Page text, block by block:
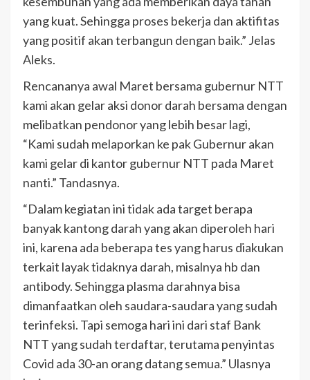
yang kuat. Sehingga proses bekerja dan aktifitas
yang positif akan terbangun dengan baik.” Jelas
Aleks.
Rencananya awal Maret bersama gubernur NTT
kami akan gelar aksi donor darah bersama dengan
melibatkan pendonor yang lebih besar lagi,
“Kami sudah melaporkan ke pak Gubernur akan
kami gelar di kantor gubernur NTT pada Maret
nanti.” Tandasnya.
“Dalam kegiatan ini tidak ada target berapa
banyak kantong darah yang akan diperoleh hari
ini, karena ada beberapa tes yang harus diakukan
terkait layak tidaknya darah, misalnya hb dan
antibody. Sehingga plasma darahnya bisa
dimanfaatkan oleh saudara-saudara yang sudah
terinfeksi. Tapi semoga hari ini dari staf Bank
NTT yang sudah terdaftar, terutama penyintas
Covid ada 30-an orang datang semua.” Ulasnya